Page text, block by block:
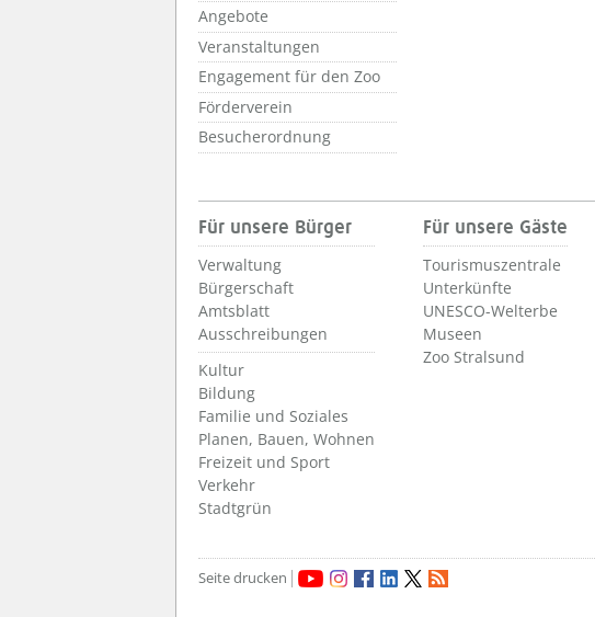
Angebote
Veranstaltungen
Engagement für den Zoo
Förderverein
Besucherordnung
Für unsere Bürger
Verwaltung
Bürgerschaft
Amtsblatt
Ausschreibungen
Kultur
Bildung
Familie und Soziales
Planen, Bauen, Wohnen
Freizeit und Sport
Verkehr
Stadtgrün
Für unsere Gäste
Tourismuszentrale
Unterkünfte
UNESCO-Welterbe
Museen
Zoo Stralsund
Seite drucken